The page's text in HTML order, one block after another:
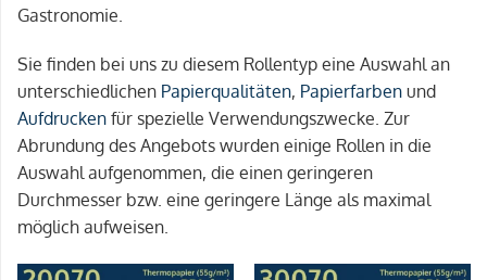
Gastronomie.
Sie finden bei uns zu diesem Rollentyp eine Auswahl an
unterschiedlichen Papierqualitäten, Papierfarben und
Aufdrucken für spezielle Verwendungszwecke. Zur
Abrundung des Angebots wurden einige Rollen in die
Auswahl aufgenommen, die einen geringeren
Durchmesser bzw. eine geringere Länge als maximal
möglich aufweisen.